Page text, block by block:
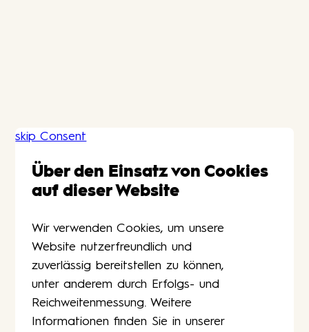
skip Consent
Über den Einsatz von Cookies
auf dieser Website
Wir verwenden Cookies, um unsere
Website nutzerfreundlich und
zuverlässig bereitstellen zu können,
unter anderem durch Erfolgs- und
Reichweitenmessung. Weitere
Informationen finden Sie in unserer